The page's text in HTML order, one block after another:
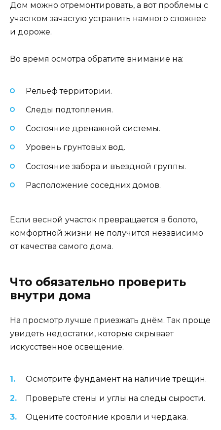
Дом можно отремонтировать, а вот проблемы с
участком зачастую устранить намного сложнее
и дороже.
Во время осмотра обратите внимание на:
Рельеф территории.
Следы подтопления.
Состояние дренажной системы.
Уровень грунтовых вод.
Состояние забора и въездной группы.
Расположение соседних домов.
Если весной участок превращается в болото,
комфортной жизни не получится независимо
от качества самого дома.
Что обязательно проверить
внутри дома
На просмотр лучше приезжать днём. Так проще
увидеть недостатки, которые скрывает
искусственное освещение.
Осмотрите фундамент на наличие трещин.
Проверьте стены и углы на следы сырости.
Оцените состояние кровли и чердака.